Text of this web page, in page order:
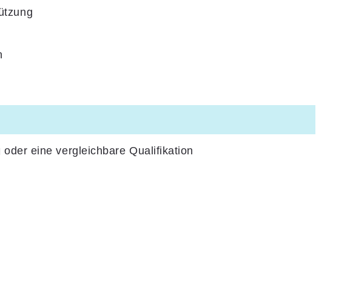
eine vergleichbare Qualifikation